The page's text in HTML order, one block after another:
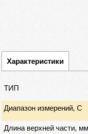
Характеристики
ТИП
Диапазон измерений, С
Длина верхней части, мм